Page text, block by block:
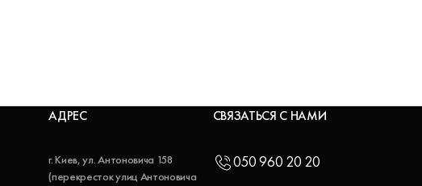
АДРЕС
г. Киев, ул. Антоновича 158
(перекресток улиц Антоновича
СВЯЗАТЬСЯ С НАМИ
050 960 20 20